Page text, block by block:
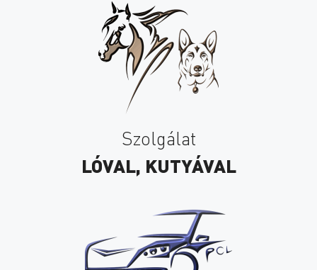
Szolgálat
LÓVAL, KUTYÁVAL